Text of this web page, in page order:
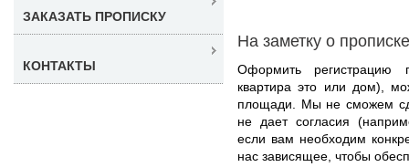
На заметку о прописке
Оформить
квартира это или дом),
площади. Мы не сможем
не дает согласия
если вам необходим
нас зависящее, чтобы
ЗАКАЗАТЬ ПРОПИСКУ
КОНТАКТЫ